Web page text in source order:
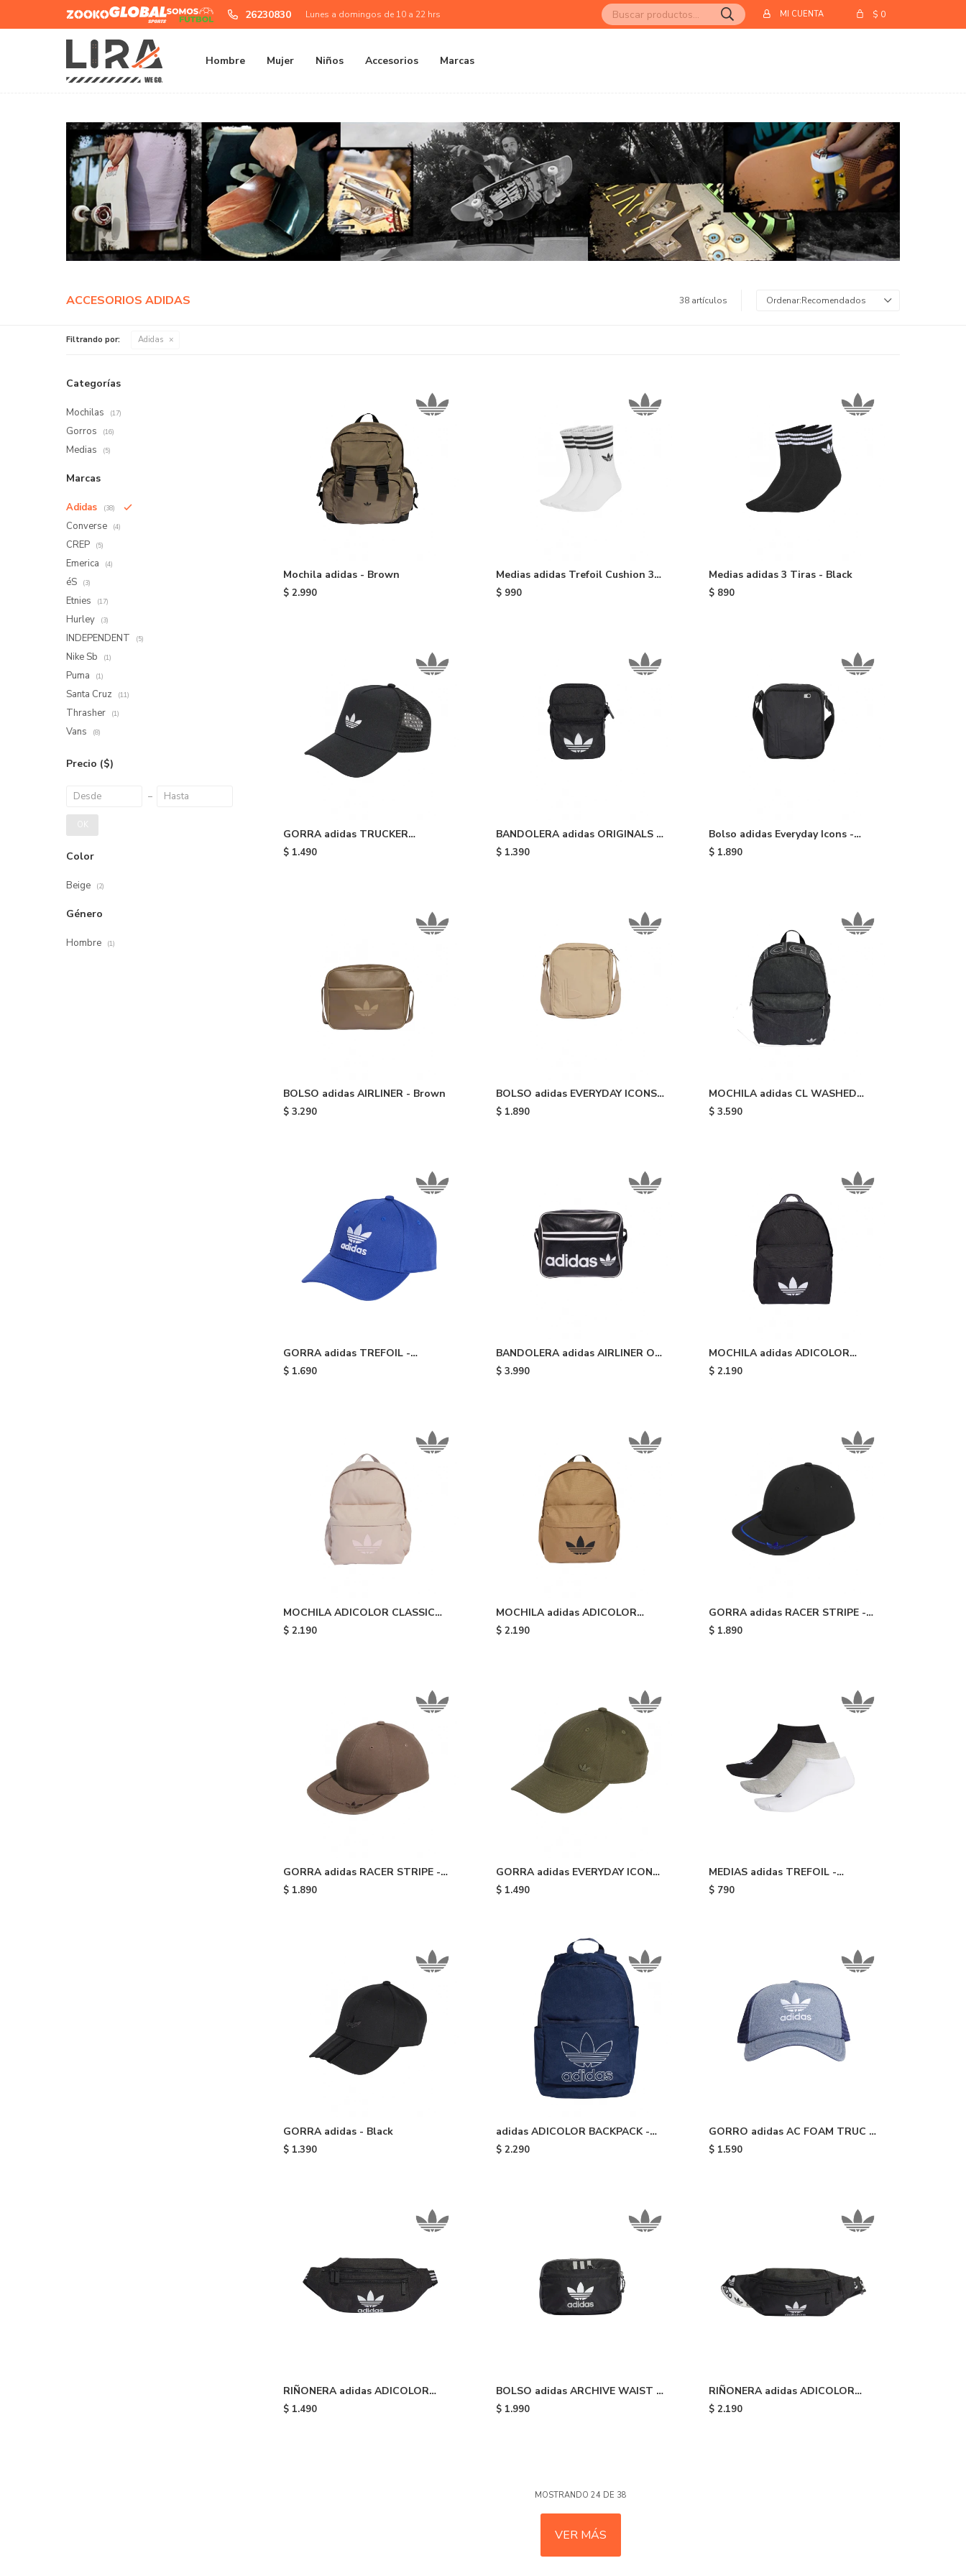
Hombre Mujer Niños Accesorios Marcas
$ 0
Futbol
26230830 Lunes a domingos de 10 a 22 hrs
ACCESORIOS ADIDAS 38 artículos Recomendados
Filtrando por: Adidas
Mochila adidas - Brown
$ 2.990
Medias adidas Trefoil Cushion 3
Tiras - White
$ 990
Medias adidas 3 Tiras - Black
$ 890
GORRA adidas TRUCKER
ADICOLOR CLASSIC - Black
$ 1.490
BANDOLERA adidas ORIGINALS -
Black
$ 1.390
Bolso adidas Everyday Icons -
Black
$ 1.890
BOLSO adidas AIRLINER - Brown
$ 3.290
BOLSO adidas EVERYDAY ICONS -
Beige
$ 1.890
MOCHILA adidas CL WASHED
EFFECT - Black
$ 3.590
GORRA adidas TREFOIL -
Blue/white
$ 1.690
BANDOLERA adidas AIRLINER OG
- Black
$ 3.990
MOCHILA adidas ADICOLOR
CLASSIC - Black
$ 2.190
MOCHILA ADICOLOR CLASSIC
adidas - Pink
$ 2.190
MOCHILA adidas ADICOLOR
CLASSIC - Beige
$ 2.190
GORRA adidas RACER STRIPE -
Black
$ 1.890
GORRA adidas RACER STRIPE -
Brown
$ 1.890
GORRA adidas EVERYDAY ICONS
TONAL METAL TREFOIL - Green
$ 1.490
MEDIAS adidas TREFOIL -
White/medium Grey
$ 790
GORRA adidas - Black
$ 1.390
adidas ADICOLOR BACKPACK -
Blue
$ 2.290
GORRO adidas AC FOAM TRUC -
Light Blue
$ 1.590
RIÑONERA adidas ADICOLOR
CLASSIC - Black
$ 1.490
BOLSO adidas ARCHIVE WAIST -
Black
$ 1.990
RIÑONERA adidas ADICOLOR
CLASSIC - Black
$ 2.190
MOSTRANDO 24 DE 38
VER MÁS
Categorías
Mochilas (17)
Gorros (16)
Medias (5)
Marcas
Adidas (38)
Converse (4)
CREP (5)
Emerica (4)
éS (3)
Etnies (17)
Hurley (3)
INDEPENDENT (5)
Nike Sb (1)
Puma (1)
Santa Cruz (11)
Thrasher (1)
Vans (8)
Precio ($)
OK
Color
Beige (2)
Género
Hombre (1)